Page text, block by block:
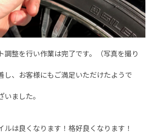
調整を行い作業は完了です。（写真を撮り
し、お客様にもご満足いただけたようで
ました。
ルは良くなります！格好良くなります！